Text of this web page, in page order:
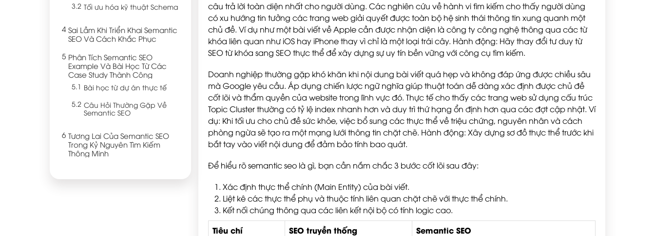
Tối ưu hóa kỹ thuật Schema
Sai Lầm Khi Triển Khai Semantic
SEO Và Cách Khắc Phục
Phân Tích Semantic SEO
Example Và Bài Học Từ Các
Case Study Thành Công
Bài học từ dự án thực tế
Câu Hỏi Thường Gặp Về
Semantic SEO
Tương Lai Của Semantic SEO
Trong Kỷ Nguyên Tìm Kiếm
Thông Minh
câu trả lời toàn diện nhất cho người dùng. Các nghiên cứu về hành vi tìm kiếm cho thấy người dùng
có xu hướng tin tưởng các trang web giải quyết được toàn bộ hệ sinh thái thông tin xung quanh một
chủ đề. Ví dụ như một bài viết về Apple cần được nhận diện là công ty công nghệ thông qua các từ
khóa liên quan như iOS hay iPhone thay vì chỉ là một loại trái cây. Hành động: Hãy thay đổi tư duy từ
SEO từ khóa sang SEO thực thể để xây dựng sự uy tín bền vững với công cụ tìm kiếm.
Doanh nghiệp thường gặp khó khăn khi nội dung bài viết quá hẹp và không đáp ứng được chiều sâu
mà Google yêu cầu. Áp dụng chiến lược ngữ nghĩa giúp thuật toán dễ dàng xác định được chủ đề
cốt lõi và thẩm quyền của website trong lĩnh vực đó. Thực tế cho thấy các trang web sử dụng cấu trúc
Topic Cluster thường có tỷ lệ index nhanh hơn và duy trì thứ hạng ổn định hơn qua các đợt cập nhật. Ví
dụ: Khi tối ưu cho chủ đề sức khỏe, việc bổ sung các thực thể về triệu chứng, nguyên nhân và cách
phòng ngừa sẽ tạo ra một mạng lưới thông tin chặt chẽ. Hành động: Xây dựng sơ đồ thực thể trước khi
bắt tay vào viết nội dung để đảm bảo tính bao quát.
Để hiểu rõ semantic seo là gì, bạn cần nắm chắc 3 bước cốt lõi sau đây:
Xác định thực thể chính (Main Entity) của bài viết.
Liệt kê các thực thể phụ và thuộc tính liên quan chặt chẽ với thực thể chính.
Kết nối chúng thông qua các liên kết nội bộ có tính logic cao.
Tiêu chí SEO truyền thống Semantic SEO